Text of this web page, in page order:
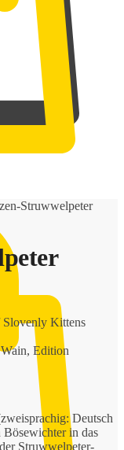
Struwwelpeter
Slovenly Kittens
Edition
Deutsch
in das
Struwwelpeter-